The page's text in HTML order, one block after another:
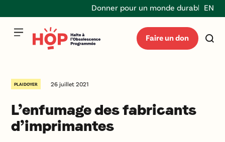
Donner pour un monde durable etEN
Faire un don
PLAIDOYER 26 juillet 2021
L’enfumage des fabricants
d’imprimantes